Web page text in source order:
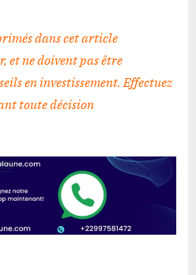
dans cet article
et ne doivent pas être
en investissement. Effectuez
toute décision